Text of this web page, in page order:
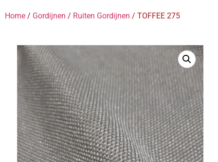
Home / Gordijnen / Ruiten Gordijnen / TOFFEE 275